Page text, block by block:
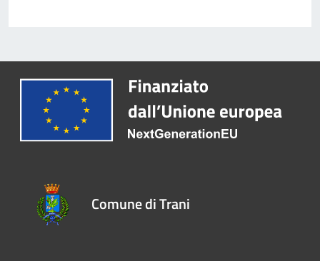
Comune di Trani